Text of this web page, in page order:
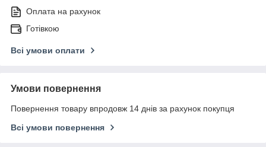
Оплата на рахунок
Готівкою
Всі умови оплати
Умови повернення
Повернення товару впродовж 14 днів за рахунок покупця
Всі умови повернення